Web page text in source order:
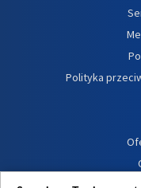
Polityka